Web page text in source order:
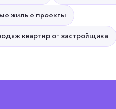
жилые проекты
квартир от застройщика